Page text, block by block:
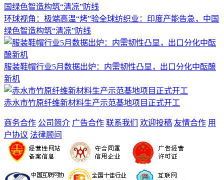
环球视角：极端高温“烤”验全球纺织业：印度产能告急，中国
绿色智造构筑“清凉”防线
服装鞋帽行业5月数据出炉：内需韧性凸显，出口分化中酝酿
新机
赤水市竹原纤维新材料生产示范基地项目正式开工
商务合作 公司简介 广告合作 联系我们 欢迎投稿 友情合作 用
户协议 法律顾问